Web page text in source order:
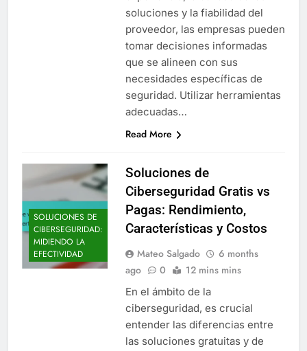
soluciones y la fiabilidad del
proveedor, las empresas pueden
tomar decisiones informadas
que se alineen con sus
necesidades específicas de
seguridad. Utilizar herramientas
adecuadas…
Read More
SOLUCIONES DE
CIBERSEGURIDAD:
MIDIENDO LA
EFECTIVIDAD
Soluciones de
Ciberseguridad Gratis vs
Pagas: Rendimiento,
Características y Costos
Mateo Salgado
6 months
ago
0 12 mins mins
En el ámbito de la
ciberseguridad, es crucial
entender las diferencias entre
las soluciones gratuitas y de